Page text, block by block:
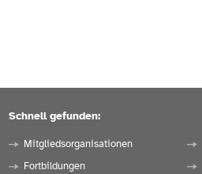
Schnell gefunden:
Mitgliedsorganisationen
Fortbildungen